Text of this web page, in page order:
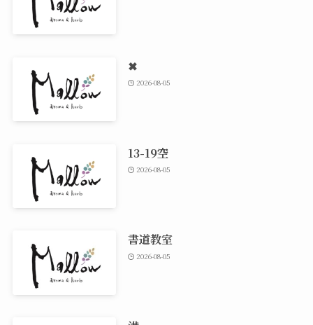
✖
2026-08-05
13-19空
2026-08-05
書道教室
2026-08-05